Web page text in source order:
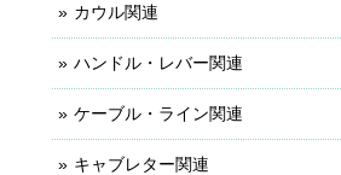
カウル関連
ハンドル・レバー関連
ケーブル・ライン関連
キャブレター関連